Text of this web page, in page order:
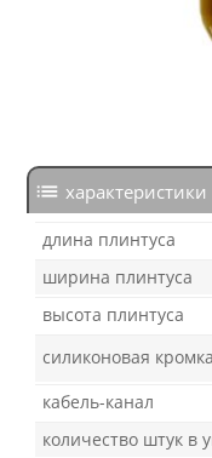
характеристики
длина плинтуса
ширина плинтуса
высота плинтуса
силиконовая кромка
кабель-канал
количество штук в